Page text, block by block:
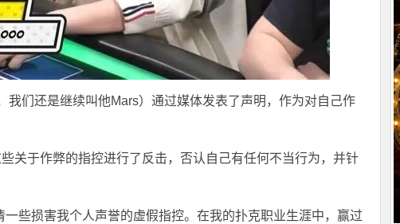
我们还是继续叫他Mars）通过媒体发表了声明，作为对自己作
关于作弊的指控进行了反击，否认自己有任何不当行为，并针
一些损害我个人声誉的虚假指控。在我的扑克职业生涯中，赢过